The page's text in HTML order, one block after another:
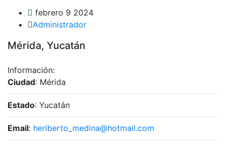
febrero 9 2024
Administrador
Mérida, Yucatán
Información:
Ciudad: Mérida
Estado: Yucatán
Email: heriberto_medina@hotmail.com